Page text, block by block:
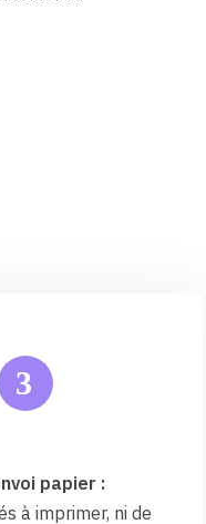
3
papier :
à imprimer, ni de